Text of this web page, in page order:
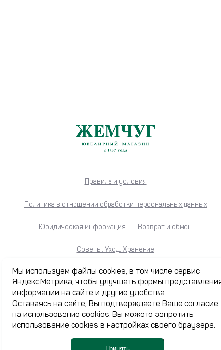
Правила и условия
Политика в отношении обработки персональных данных
Юридическая информация Возврат и обмен
Советы. Уход. Хранение
Каталог
Акции
Журнал
Мы используем файлы cookies, в том числе сервис
Яндекс.Метрика, чтобы улучшать формы
информации на сайте и другие удобства.
Оставаясь на сайте, Вы подтверждаете Ваше согласие
на использование cookies. Вы можете запретить
использование cookies в настройках своего браузера.
Принять